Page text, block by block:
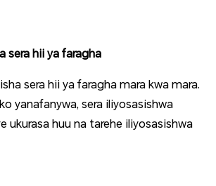
sera hii ya faragha
sera hii ya faragha mara kwa mara.
yanafanywa, sera iliyosasishwa
ukurasa huu na tarehe iliyosasishwa